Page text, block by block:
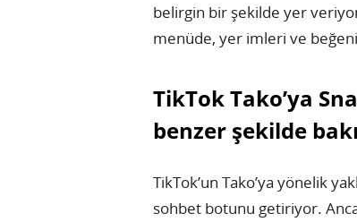
belirgin bir şekilde yer
menüde, yer imleri ve
TikTok Tako’ya
benzer şekilde
TikTok’un Tako’ya yönelik
sohbet botunu getiriyor.